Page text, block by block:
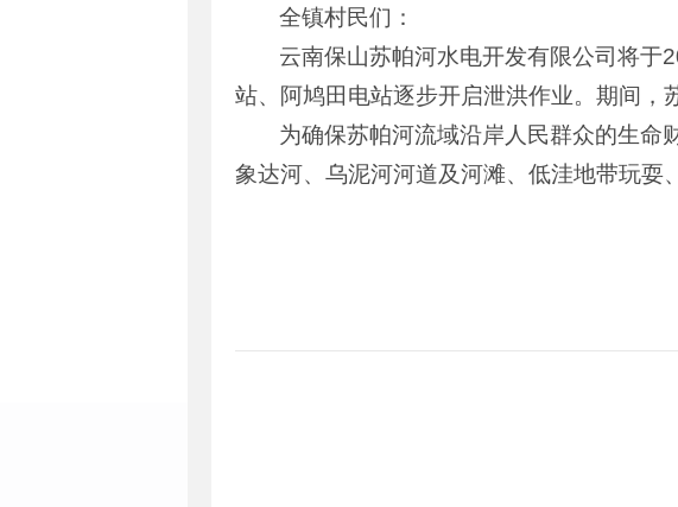
全镇村民们：
云南保山苏帕河水电开发有限公司将于
站、阿鸠田电站逐步开启泄洪作业。期间，
为确保苏帕河流域沿岸人民群众的生命
象达河、乌泥河河道及河滩、低洼地带玩耍